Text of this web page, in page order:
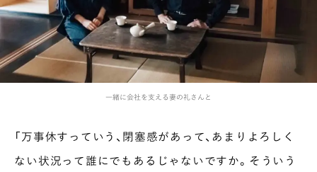
一緒に会社を支える妻の礼さんと
「万事休すっていう、閉塞感があって、あまりよろしく
ない状況って誰にでもあるじゃないですか。そういう